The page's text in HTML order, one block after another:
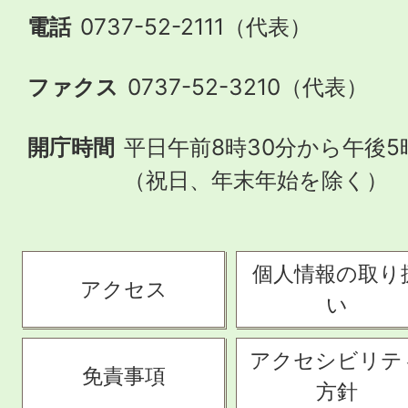
電話 0737-52-2111（代表）
ファクス 0737-52-3210（代表）
開庁時間 平日午前8時30分から午後5
（祝日、年末年始を除く）
アクセス
個人情報の取り
い
免責事項
アクセシビリテ
方針